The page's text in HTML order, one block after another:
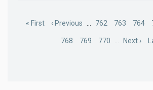
First
« First
Previous
‹ Previous … Page
762 Page
763 Page
764
Page
768 Page
769 Page
770 …
Next
Next ›